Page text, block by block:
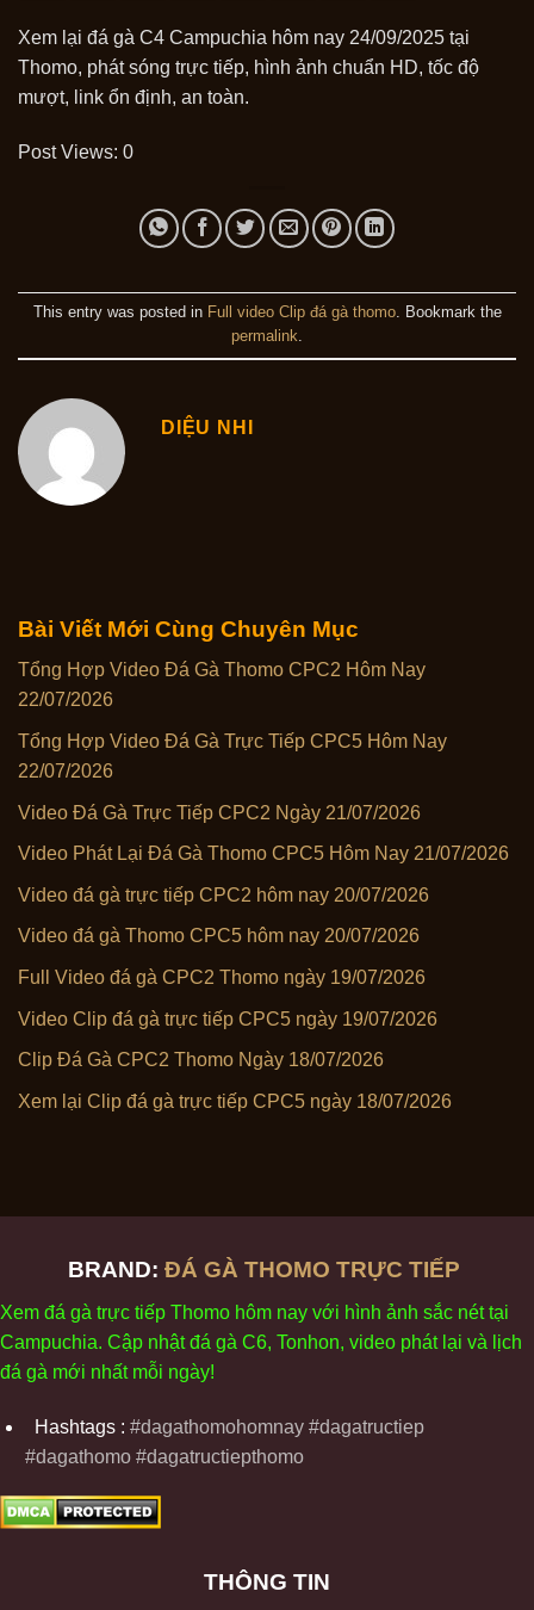
Bài Viết Mới Cùng Chuyên Mục
Tổng Hợp Video Đá Gà Thomo CPC2 Hôm Nay
22/07/2026
Tổng Hợp Video Đá Gà Trực Tiếp CPC5 Hôm Nay
22/07/2026
Video Đá Gà Trực Tiếp CPC2 Ngày 21/07/2026
Video Phát Lại Đá Gà Thomo CPC5 Hôm Nay 21/07/2026
Video đá gà trực tiếp CPC2 hôm nay 20/07/2026
Video đá gà Thomo CPC5 hôm nay 20/07/2026
Full Video đá gà CPC2 Thomo ngày 19/07/2026
Video Clip đá gà trực tiếp CPC5 ngày 19/07/2026
Clip Đá Gà CPC2 Thomo Ngày 18/07/2026
Xem lại Clip đá gà trực tiếp CPC5 ngày 18/07/2026
Xem lại đá gà C4 Campuchia hôm nay 24/09/2025 tại
Thomo, phát sóng trực tiếp, hình ảnh chuẩn HD, tốc độ
mượt, link ổn định, an toàn.
Post Views: 0
This entry was posted in Full video Clip đá gà thomo. Bookmark the
permalink.
DIỆU NHI
BRAND: ĐÁ GÀ THOMO TRỰC TIẾP
Xem đá gà trực tiếp Thomo hôm nay với hình ảnh sắc néttại
Campuchia. Cập nhậtđá gà C6, Tonhon, video phátl ại và ịch
đá gà mới nhất mỗi ngày!
Hashtags : #dagathomohomnay #dagatructiep
#dagathomo #dagatructiepthomo
THÔNG TIN